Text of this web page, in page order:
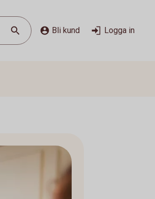
Bli kund Logga in